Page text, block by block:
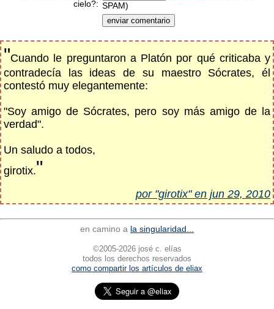
cielo?: SPAM)
"Cuando le preguntaron a Platón por qué criticaba y
contradecía las ideas de su maestro Sócrates, él
contestó muy elegantemente:
"Soy amigo de Sócrates, pero soy más amigo de la
verdad".
Un saludo a todos,
girotix."
por "girotix" en jun 29, 2010
en camino a la singularidad...
©2005-2026 josé c. elías
todos los derechos reservados
como compartir los artículos de eliax